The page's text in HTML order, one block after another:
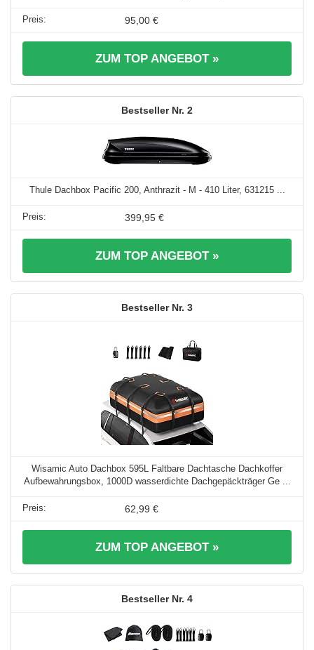
95,00 €
ZUM TOP ANGEBOT »
2
Thule Dachbox Pacific 200, Anthrazit - M - 410 Liter, 631215 ...
399,95 €
ZUM TOP ANGEBOT »
3
Wisamic Auto Dachbox 595L Faltbare Dachtasche Dachkoffer
Aufbewahrungsbox, 1000D wasserdichte Dachgepäckträger Ge ...
62,99 €
ZUM TOP ANGEBOT »
4